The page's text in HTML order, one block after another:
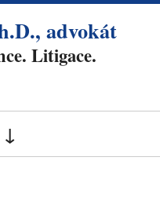
advokát
Litigace.